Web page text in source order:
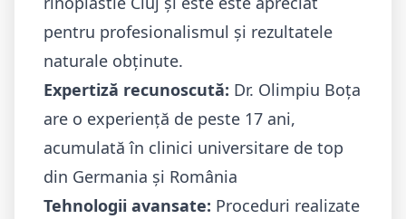
pentru profesionalismul și rezultatele
naturale obținute.
Expertiză recunoscută: Dr. Olimpiu Boța
are o experiență de peste 17 ani,
acumulată în clinici universitare de top
din Germania și România
Tehnologii avansate: Proceduri realizate